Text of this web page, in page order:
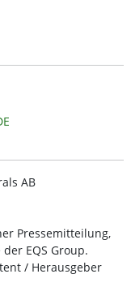
AB
Pressemitteilung,
EQS Group.
/ Herausgeber